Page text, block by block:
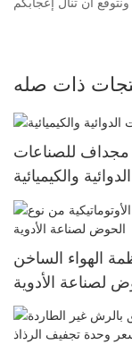
ذات صله
للصناعات
الدوائية والكيميائية
الهواء الساخن
لصناعة الأدوية